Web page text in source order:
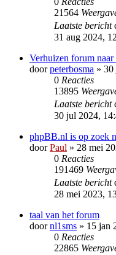
21564
Laatste bericht
31 aug 2024,
Verhuizen forum naar
doorpeterbosma »
0 Reacties
13895
Laatste bericht
30 jul 2024,
phpBB.nl is op zoek
doorPaul » 28 mei
0 Reacties
191469
Laatste bericht
28 mei 2023,
taal van het forum
doornl1sms » 15 jan
0 Reacties
22865